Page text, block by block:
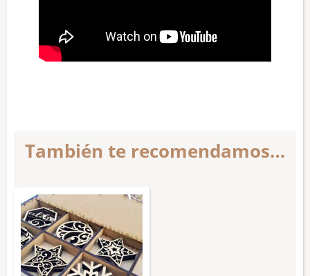
También te recomendamos…